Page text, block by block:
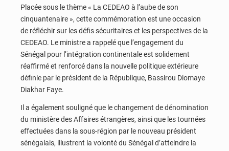
Placée sous le thème « La CEDEAO à l’aube de son
cinquantenaire », cette commémoration est une occasion
de réfléchir sur les défis sécuritaires et les perspectives de la
CEDEAO. Le ministre a rappelé que l’engagement du
Sénégal pour l’intégration continentale est solidement
réaffirmé et renforcé dans la nouvelle politique extérieure
définie par le président de la République, Bassirou Diomaye
Diakhar Faye.
Il a également souligné que le changement de dénomination
du ministère des Affaires étrangères, ainsi que les tournées
effectuées dans la sous-région par le nouveau président
sénégalais, illustrent la volonté du Sénégal d’atteindre la